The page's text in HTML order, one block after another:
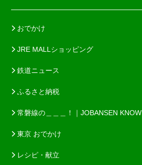
おでかけ
JRE MALLショッピング
鉄道ニュース
ふるさと納税
常磐線の＿＿＿！｜JOBANSEN KNOW
東京 おでかけ
レシピ・献立